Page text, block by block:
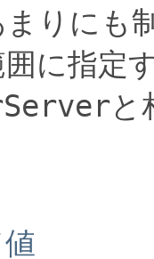
りにも
に指定
と